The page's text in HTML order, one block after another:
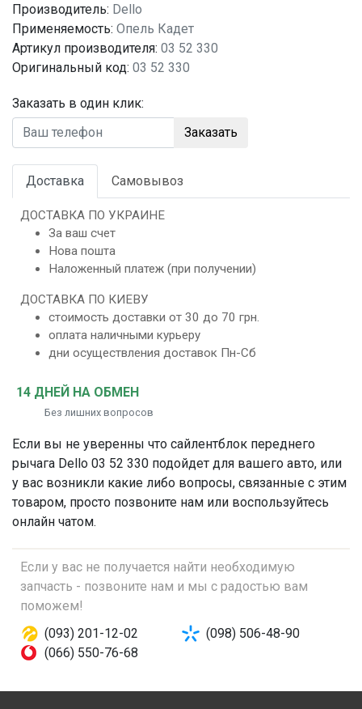
Производитель: Dello
Применяемость: Опель Кадет
Артикул производителя: 03 52 330
Оригинальный код: 03 52 330
Заказать в один клик:
Заказать
Доставка Самовывоз
ДОСТАВКА ПО УКРАИНЕ
За ваш счет
Нова пошта
Наложенный платеж (при получении)
ДОСТАВКА ПО КИЕВУ
стоимость доставки от 30 до 70 грн.
оплата наличными курьеру
дни осуществления доставок Пн-Сб
14 ДНЕЙ НА ОБМЕН
Без лишних вопросов
Если вы не уверенны что сайлентблок переднего
рычага Dello 03 52 330 подойдет для вашего авто, или
у вас возникли какие либо вопросы, связанные с этим
товаром, просто позвоните нам или воспользуйтесь
онлайн чатом.
Если у вас не получается найти необходимую
запчасть - позвоните нам и мы с радостью вам
поможем!
(093) 201-12-02
(098) 506-48-90
(066) 550-76-68